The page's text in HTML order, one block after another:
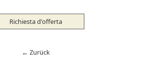
Richiesta d'offerta
← Zurück